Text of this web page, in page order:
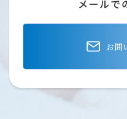
メールで
お問